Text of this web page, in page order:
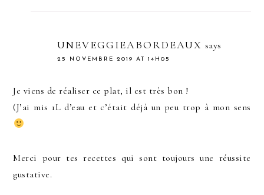
UNEVEGGIEABORDEAUX says
25 NOVEMBRE 2019 AT 14H05
Je viens de réaliser ce plat, il est très bon !
(J’ai mis 1L d’eau et c’était déjà un peu trop à mon sens
Merci pour tes recettes qui sont toujours une réussite
gustative.